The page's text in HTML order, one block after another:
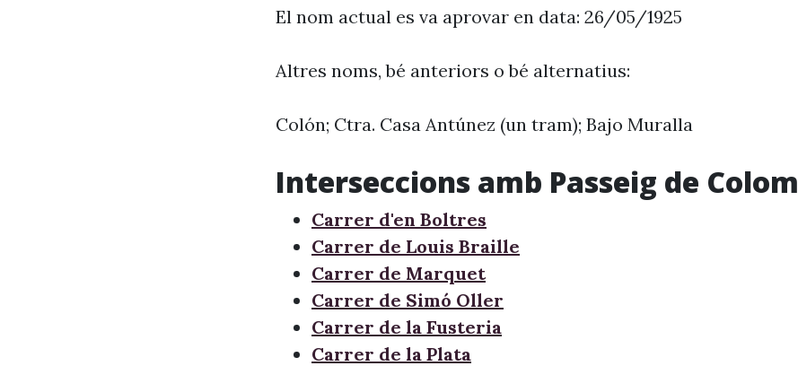
El nom actual es va aprovar en data: 26/05/1925
Altres noms, bé anteriors o bé alternatius:
Colón; Ctra. Casa Antúnez (un tram); Bajo Muralla
Interseccions amb Passeig de Colom
Carrer d'en Boltres
Carrer de Louis Braille
Carrer de Marquet
Carrer de Simó Oller
Carrer de la Fusteria
Carrer de la Plata